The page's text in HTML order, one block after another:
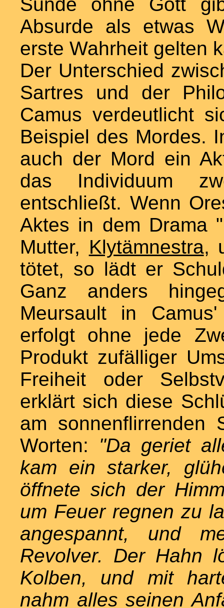
Absurde als etwas
erste Wahrheit gelten
Der Unterschied
Sartres und der
Camus verdeutlicht
Beispiel des Mordes.
auch der Mord ein
das Individuum
entschließt. Wenn
Aktes in dem Drama
Mutter, Klytämnestra,
tötet, so lädt er
Ganz anders
Meursault in
erfolgt ohne jede
Produkt zufälliger
Freiheit oder
erklärt sich diese
am sonnenflirrenden
Worten: "Da geriet
kam ein starker,
öffnete sich der
um Feuer regnen zu
angespannt, und
Revolver. Der Hahn
Kolben, und mit
nahm alles seinen